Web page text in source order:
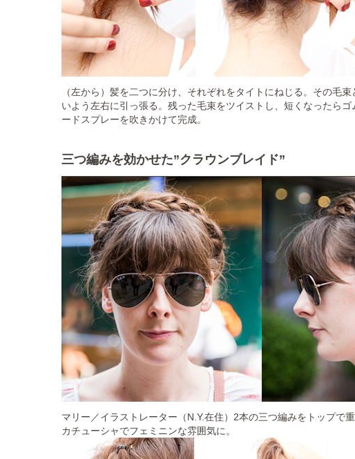
（左から）髪を二つに分け、それぞれをタイトにねじる。その毛
いよう左右に引っ張る。残った毛束をツイストし、短くなったら
ードスプレーを吹きかけて完成。
三つ編みを効かせた”クラウンブレイド”
マリー／イラストレーター（N.Y.在住）2本の三つ編みをトップで
カチューシャでフェミニンな雰囲気に。